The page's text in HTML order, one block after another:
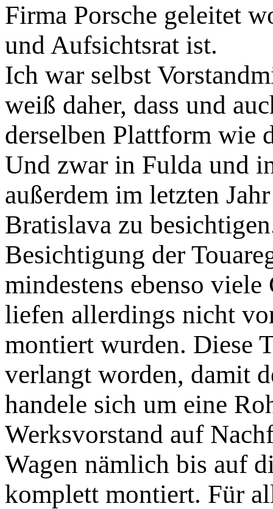
Firma Porsche geleitet
und Aufsichtsrat ist.
Ich war selbst
weiß daher, dass und
derselben Plattform wie
Und zwar in Fulda und
außerdem im letzten
Bratislava zu
Besichtigung der
mindestens ebenso
liefen allerdings nicht
montiert wurden. Diese
verlangt worden, damit
handele sich um eine
Werksvorstand auf
Wagen nämlich bis auf
komplett montiert. Für